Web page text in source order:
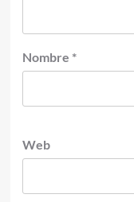
Nombre *
Web